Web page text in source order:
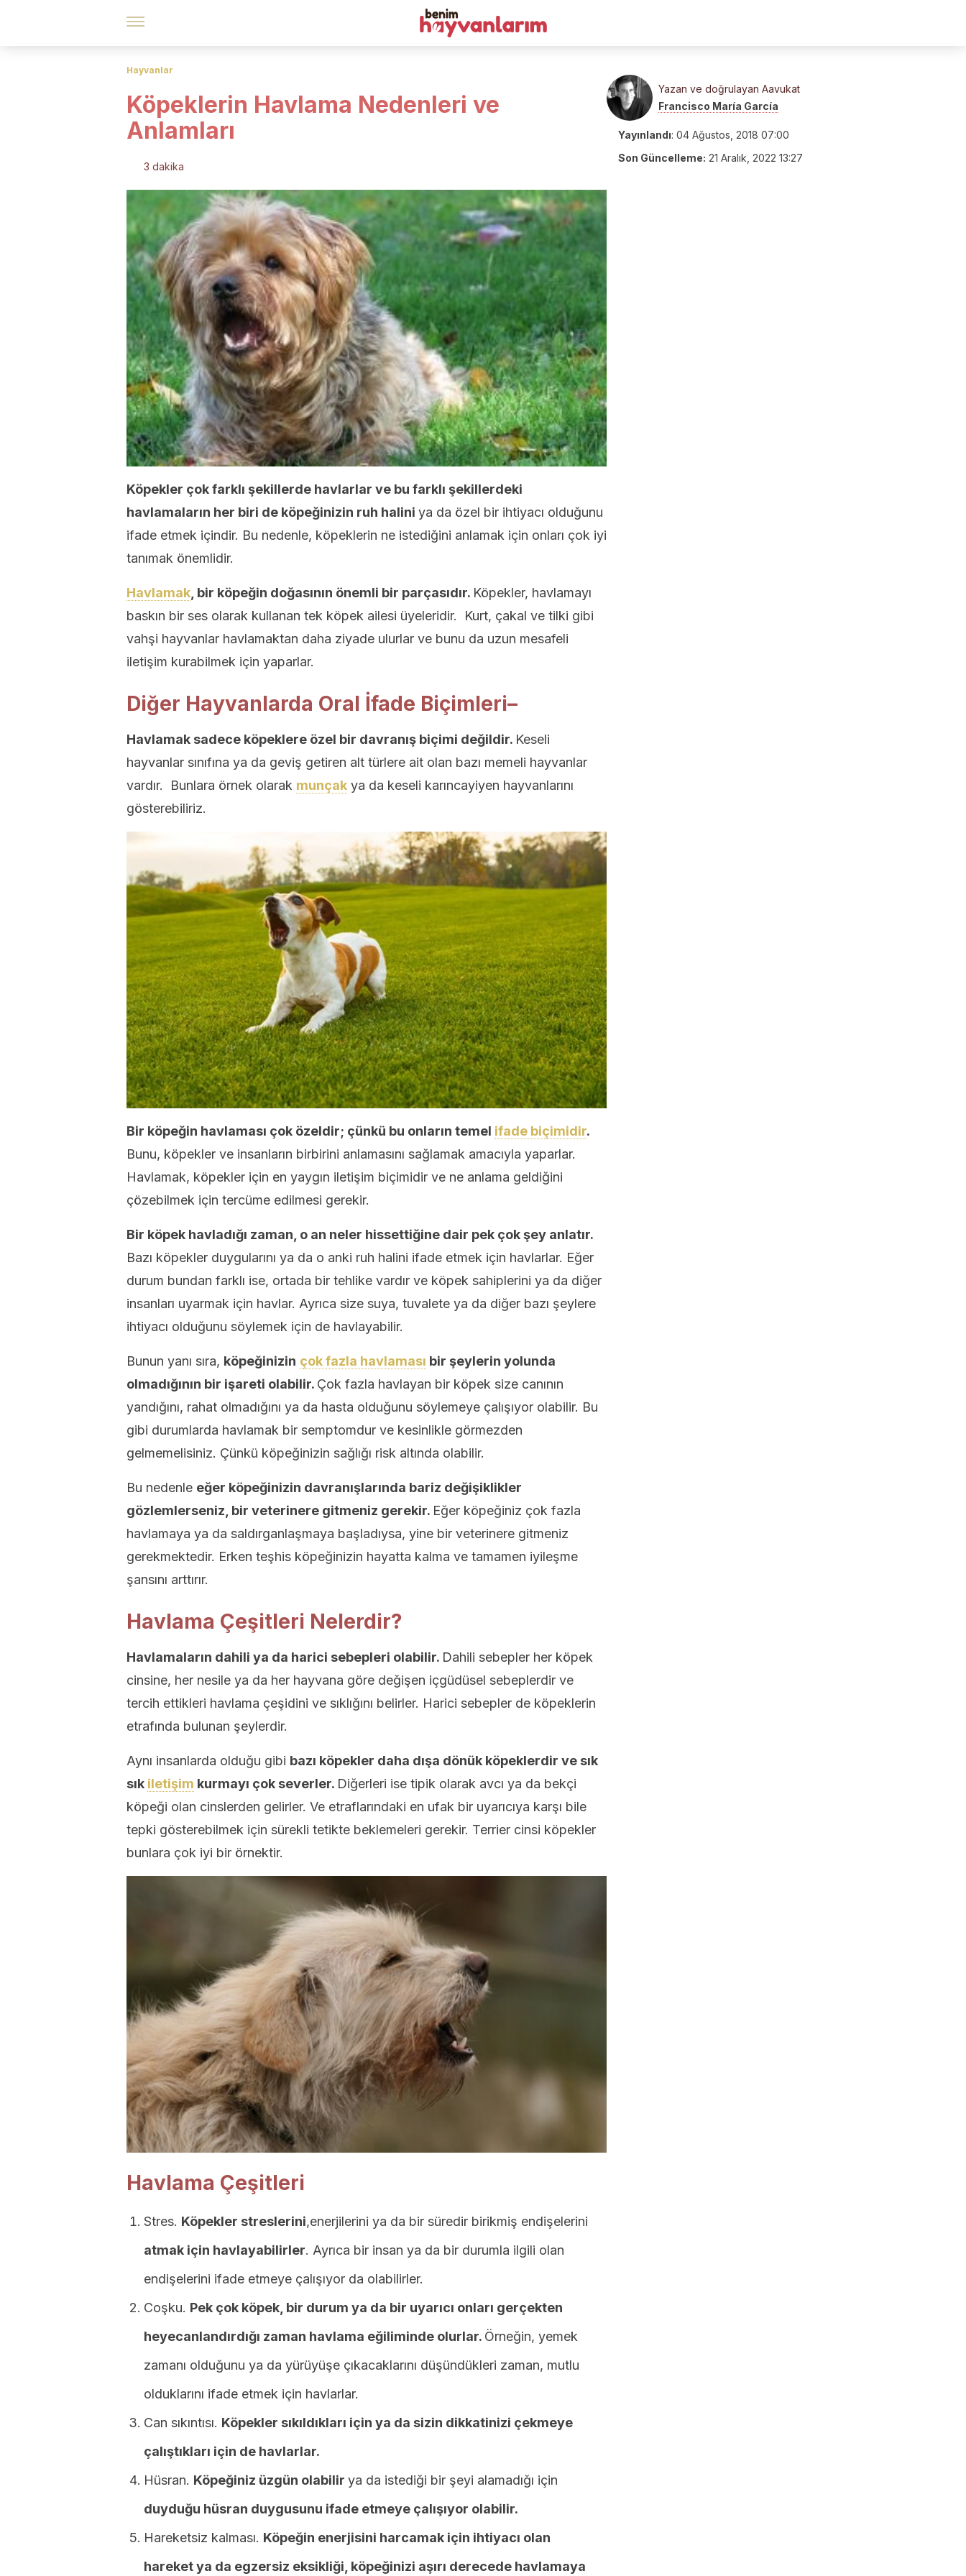
Hayvanlar
Köpeklerin Havlama Nedenleri ve
Anlamları
3 dakika
Köpekler çok farklı şekillerde havlarlar ve bu farklı şekillerdeki
havlamaların her biri de köpeğinizin ruh halini ya da özel bir ihtiyacı olduğunu
ifade etmek içindir. Bu nedenle, köpeklerin ne istediğini anlamak için onları çok iyi
tanımak önemlidir.
Havlamak , bir köpeğin doğasının önemli bir parçasıdır. Köpekler, havlamayı
baskın bir ses olarak kullanan tek köpek ailesi üyeleridir. Kurt, çakal ve tilki gibi
vahşi hayvanlar havlamaktan daha ziyade ulurlar ve bunu da uzun mesafeli
iletişim kurabilmek için yaparlar.
Diğer Hayvanlarda Oral İfade Biçimleri–
Havlamak sadece köpeklere özel bir davranış biçimi değildir. Keseli
hayvanlar sınıfına ya da geviş getiren alt türlere ait olan bazı memeli hayvanlar
vardır. Bunlara örnek olarak munçak ya da keseli karıncayiyen hayvanlarını
gösterebiliriz.
Bir köpeğin havlaması çok özeldir; çünkü bu onların temel ifade biçimidir.
Bunu, köpekler ve insanların birbirini anlamasını sağlamak amacıyla yaparlar.
Havlamak, köpekler için en yaygın iletişim biçimidir ve ne anlama geldiğini
çözebilmek için tercüme edilmesi gerekir.
Bir köpek havladığı zaman, o an neler hissettiğine dair pek çok şey anlatır.
Bazı köpekler duygularını ya da o anki ruh halini ifade etmek için havlarlar. Eğer
durum bundan farklı ise, ortada bir tehlike vardır ve köpek sahiplerini ya da diğer
insanları uyarmak için havlar. Ayrıca size suya, tuvalete ya da diğer bazı şeylere
ihtiyacı olduğunu söylemek için de havlayabilir.
Bunun yanı sıra, köpeğinizin çok fazla havlaması bir şeylerin yolunda
olmadığının bir işareti olabilir. Çok fazla havlayan bir köpek size canının
yandığını, rahat olmadığını ya da hasta olduğunu söylemeye çalışıyor olabilir. Bu
gibi durumlarda havlamak bir semptomdur ve kesinlikle görmezden
gelmemelisiniz. Çünkü köpeğinizin sağlığı risk altında olabilir.
Bu nedenle eğer köpeğinizin davranışlarında bariz değişiklikler
gözlemlerseniz, bir veterinere gitmeniz gerekir. Eğer köpeğiniz çok fazla
havlamaya ya da saldırganlaşmaya başladıysa, yine bir veterinere gitmeniz
gerekmektedir. Erken teşhis köpeğinizin hayatta kalma ve tamamen iyileşme
şansını arttırır.
Havlama Çeşitleri Nelerdir?
Havlamaların dahili ya da harici sebepleri olabilir. Dahili sebepler her köpek
cinsine, her nesile ya da her hayvana göre değişen içgüdüsel sebeplerdir ve
tercih ettikleri havlama çeşidini ve sıklığını belirler. Harici sebepler de köpeklerin
etrafında bulunan şeylerdir.
Aynı insanlarda olduğu gibi bazı köpekler daha dışa dönük köpeklerdir ve sık
sık iletişim kurmayı çok severler. Diğerleri ise tipik olarak avcı ya da bekçi
köpeği olan cinslerden gelirler. Ve etraflarındaki en ufak bir uyarıcıya karşı bile
tepki gösterebilmek için sürekli tetikte beklemeleri gerekir. Terrier cinsi köpekler
bunlara çok iyi bir örnektir.
Havlama Çeşitleri
Stres. Köpekler streslerini,enerjilerini ya da bir süredir birikmiş endişelerini
atmak için havlayabilirler. Ayrıca bir insan ya da bir durumla ilgili olan
endişelerini ifade etmeye çalışıyor da olabilirler.
Coşku. Pek çok köpek, bir durum ya da bir uyarıcı onları gerçekten
heyecanlandırdığı zaman havlama eğiliminde olurlar. Örneğin, yemek
zamanı olduğunu ya da yürüyüşe çıkacaklarını düşündükleri zaman, mutlu
olduklarını ifade etmek için havlarlar.
Can sıkıntısı. Köpekler sıkıldıkları için ya da sizin dikkatinizi çekmeye
çalıştıkları için de havlarlar.
Hüsran. Köpeğiniz üzgün olabilir ya da istediği bir şeyi alamadığı için
duyduğu hüsran duygusunu ifade etmeye çalışıyor olabilir.
Hareketsiz kalması. Köpeğin enerjisini harcamak için ihtiyacı olan
hareket ya da egzersiz eksikliği, köpeğinizi aşırı derecede havlamaya
Yazan ve doğrulayan Aavukat
Francisco María García
Yayınlandı: 04 Ağustos, 2018 07:00
Son Güncelleme: 21 Aralık, 2022 13:27